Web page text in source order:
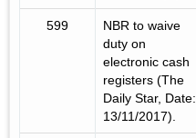
599
NBR to waive
duty on
electronic cash
registers (The
Daily Star, Date:
13/11/2017).